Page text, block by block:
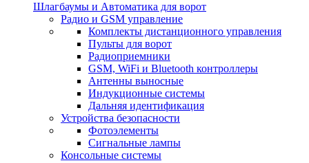
Шлагбаумы и Автоматика для ворот
Радио и GSM управление
Комплекты дистанционного управления
Пульты для ворот
Радиоприемники
GSM, WiFi и Bluetooth контроллеры
Антенны выносные
Индукционные системы
Дальняя идентификация
Устройства безопасности
Фотоэлементы
Сигнальные лампы
Консольные системы